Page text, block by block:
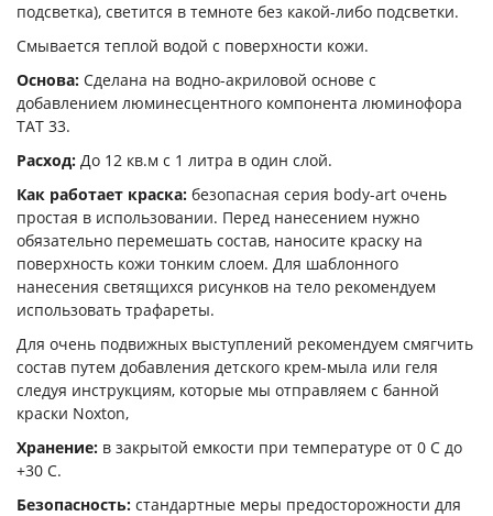
подсветка), светится в темноте без какой-либо подсветки.
Смывается теплой водой с поверхности кожи.
Основа: Сделана на водно-акриловой основе с
добавлением люминесцентного компонента люминофора
ТАТ 33.
Расход: До 12 кв.м с 1 литра в один слой.
Как работает краска: безопасная серия body-art очень
простая в использовании. Перед нанесением нужно
обязательно перемешать состав, наносите краску на
поверхность кожи тонким слоем. Для шаблонного
нанесения светящихся рисунков на тело рекомендуем
использовать трафареты.
Для очень подвижных выступлений рекомендуем смягчить
состав путем добавления детского крем-мыла или геля
следуя инструкциям, которые мы отправляем с банной
краски Noxton,
Хранение: в закрытой емкости при температуре от 0 С до
+30 С.
Безопасность: стандартные меры предосторожности для